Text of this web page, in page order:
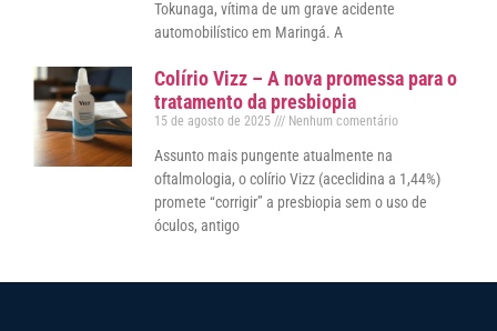
Tokunaga, vítima de um grave acidente
automobilístico em Maringá. A
Colírio Vizz – A nova promessa para o
tratamento da presbiopia
15 de agosto de 2025 Nenhum comentário
Assunto mais pungente atualmente na
oftalmologia, o colírio Vizz (aceclidina a 1,44%)
promete “corrigir” a presbiopia sem o uso de
óculos, antigo